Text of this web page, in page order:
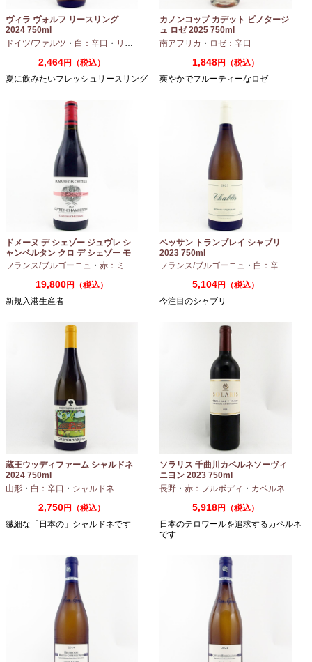
ヴィラ ヴォルフ リースリング
2024 750ml
ドイツ/ファルツ ・ 白：辛口 ・ リースリング
2,464円（税込）
夏に飲みたいフレッシュリースリング
カノンコップ カデット ピノタージ
ュ ロゼ 2025 750ml
南アフリカ ・ ロゼ：辛口
1,848円（税込）
爽やかでフルーティーなロゼ
ドメーヌ デ シェゾー ジュヴレ シ
ャンベルタン クロ デ シェゾー モ
ノポール 2023 750ml
フランス/ブルゴーニュ ・ 赤：ミディアムボディ ・ピノノワール
19,800円（税込）
新規入港生産者
ベッサン トランブレイ シャブリ
2023 750ml
フランス/ブルゴーニュ ・ 白：辛口
5,104円（税込）
今注目のシャブリ
蔵王ウッディファーム シャルドネ
2024 750ml
山形 ・ 白：辛口 ・ シャルドネ
2,750円（税込）
繊細な「日本の」シャルドネです
ソラリス 千曲川カベルネソーヴィ
ニヨン 2023 750ml
長野 ・ 赤：フルボディ ・ カベルネ
5,918円（税込）
日本のテロワールを追求するカベルネ
です